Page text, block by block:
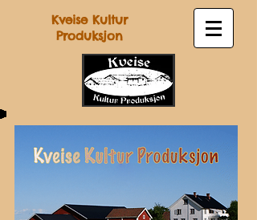
Kveise Kultur
Produksjon